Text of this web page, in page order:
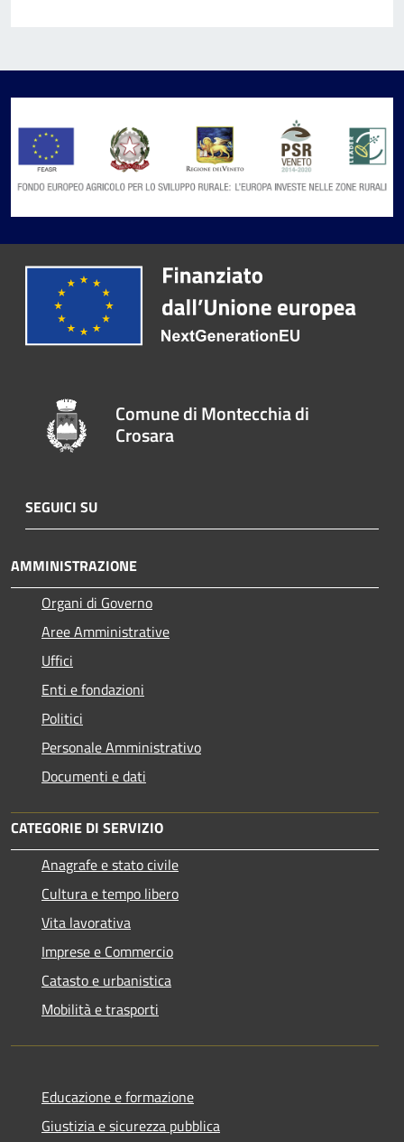
Comune di Montecchia di
Crosara
SEGUICI SU
AMMINISTRAZIONE
Organi di Governo
Aree Amministrative
Uffici
Enti e fondazioni
Politici
Personale Amministrativo
Documenti e dati
CATEGORIE DI SERVIZIO
Anagrafe e stato civile
Cultura e tempo libero
Vita lavorativa
Imprese e Commercio
Catasto e urbanistica
Mobilità e trasporti
Educazione e formazione
Giustizia e sicurezza pubblica